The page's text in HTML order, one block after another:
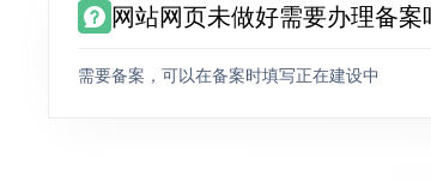
网站网页未做好需要办理备案
需要备案，可以在备案时填写正在建设中